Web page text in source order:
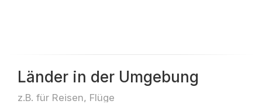
Länder in der Umgebung
z.B. für Reisen, Flüge